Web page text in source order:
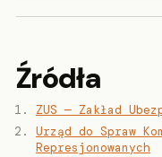
Źródła
ZUS — Zakład
Urząd do Spraw
Represjonowanych